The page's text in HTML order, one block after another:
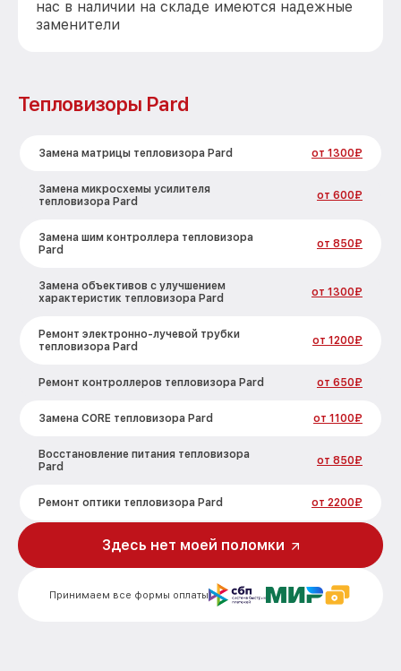
нас в наличии на складе имеются надежные
заменители
Тепловизоры Pard
Замена матрицы тепловизора Pard от 1300₽
Замена микросхемы усилителя
тепловизора Pard
от 600₽
Замена шим контроллера тепловизора
Pard
от 850₽
Замена объективов с улучшением
характеристик тепловизора Pard
от 1300₽
Ремонт электронно-лучевой трубки
тепловизора Pard
от 1200₽
Ремонт контроллеров тепловизора Pard от 650₽
Замена CORE тепловизора Pard от 1100₽
Восстановление питания тепловизора
Pard
от 850₽
Ремонт оптики тепловизора Pard от 2200₽
Ремонт датчика синхроимпульсов
тепловизора Pard
Калибровка и настройка тепловизора
тепловизора Pard
от 900₽
Принимаем все формы оплаты
Здесь нет моей поломки